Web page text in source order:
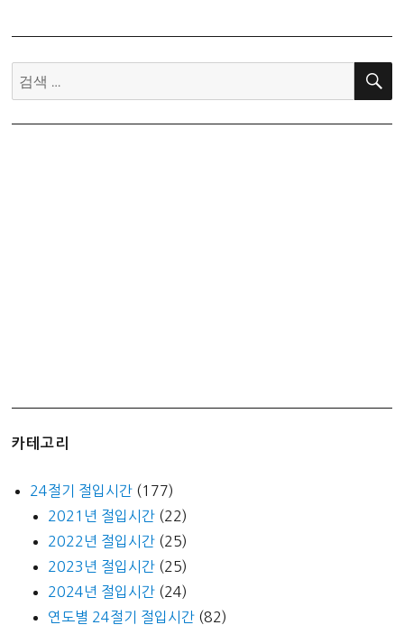
허
시
기
검
색:
검
카테고리
24절기 절입시간 (177)
2021년 절입시간 (22)
2022년 절입시간 (25)
2023년 절입시간 (25)
2024년 절입시간 (24)
연도별 24절기 절입시간 (82)